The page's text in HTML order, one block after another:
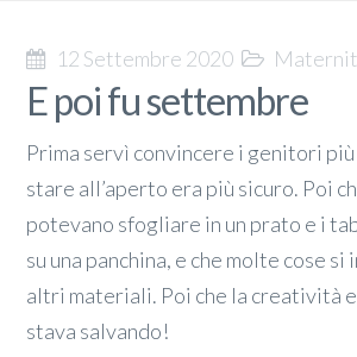
12 Settembre 2020
E poi fu settembre
Prima servì convincere i genitori
stare all’aperto era più sicuro. Poi
potevano sfogliare in un prato e i
su una panchina, e che molte cose si
altri materiali. Poi che la creatività
stava salvando!